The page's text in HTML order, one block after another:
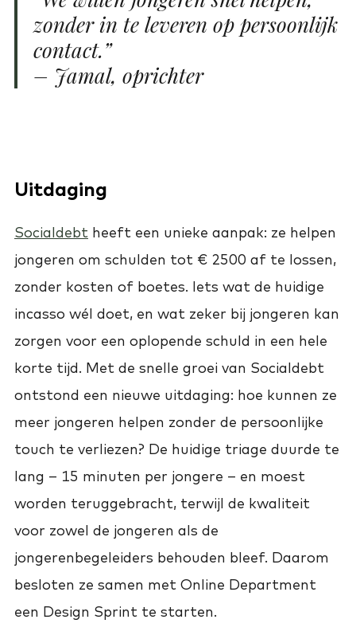
zonder in te leveren op persoonlijk
contact.”
– Jamal, oprichter
Uitdaging
Socialdebt heeft een unieke aanpak: ze helpen
jongeren om schulden tot € 2500 af te lossen,
zonder kosten of boetes. Iets wat de huidige
incasso wél doet, en wat zeker bij jongeren kan
zorgen voor een oplopende schuld in een hele
korte tijd. Met de snelle groei van Socialdebt
ontstond een nieuwe uitdaging: hoe kunnen ze
meer jongeren helpen zonder de persoonlijke
touch te verliezen? De huidige triage duurde te
lang – 15 minuten per jongere – en moest
worden teruggebracht, terwijl de kwaliteit
voor zowel de jongeren als de
jongerenbegeleiders behouden bleef. Daarom
besloten ze samen met Online Department
een Design Sprint te starten.